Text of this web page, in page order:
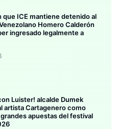
que ICE mantiene detenido al
Homero Calderón
ingresado legalmente a
Luister! alcalde Dumek
artista Cartagenero como
apuestas del festival